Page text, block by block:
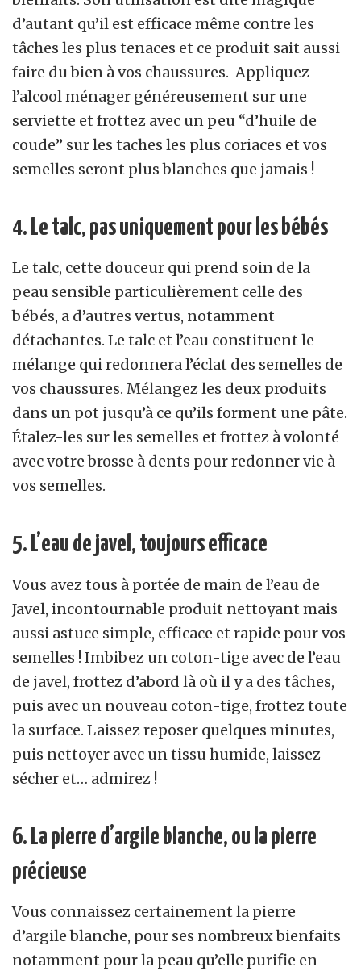
d’autant qu’il est efficace même contre les
tâches les plus tenaces et ce produit sait aussi
faire du bien à vos chaussures. Appliquez
l’alcool ménager généreusement sur une
serviette et frottez avec un peu “d’huile de
coude” sur les taches les plus coriaces et vos
semelles seront plus blanches que jamais !
4. Le talc, pas uniquement pour les bébés
Le talc, cette douceur qui prend soin de la
peau sensible particulièrement celle des
bébés, a d’autres vertus, notamment
détachantes. Le talc et l’eau constituent le
mélange qui redonnera l’éclat des semelles de
vos chaussures. Mélangez les deux produits
dans un pot jusqu’à ce qu’ils forment une pâte.
Étalez-les sur les semelles et frottez à volonté
avec votre brosse à dents pour redonner vie à
vos semelles.
5. L’eau de javel, toujours efficace
Vous avez tous à portée de main de l’eau de
Javel, incontournable produit nettoyant mais
aussi astuce simple, efficace et rapide pour vos
semelles ! Imbibez un coton-tige avec de l’eau
de javel, frottez d’abord là où il y a des tâches,
puis avec un nouveau coton-tige, frottez toute
la surface. Laissez reposer quelques minutes,
puis nettoyer avec un tissu humide, laissez
sécher et… admirez !
6. La pierre d’argile blanche, ou la pierre
précieuse
Vous connaissez certainement la pierre
d’argile blanche, pour ses nombreux bienfaits
notamment pour la peau qu’elle purifie en